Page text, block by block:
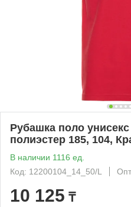
Рубашка поло
полиэстер 185, 104,
В наличии 1116 ед.
Код: 12200104_14_50/L
10 125 ₸